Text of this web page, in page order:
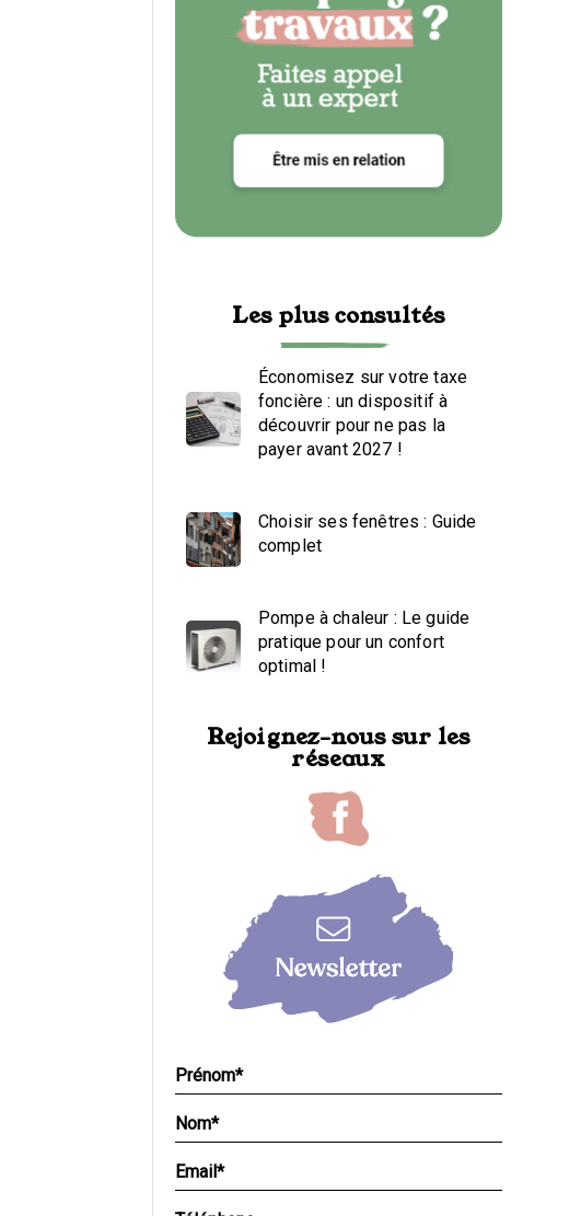
Les plus consultés
Économisez sur votre taxe
foncière : un dispositif à
découvrir pour ne pas la
payer avant 2027 !
Choisir ses fenêtres : Guide
complet
Pompe à chaleur : Le guide
pratique pour un confort
optimal !
Rejoignez-nous sur les
réseaux